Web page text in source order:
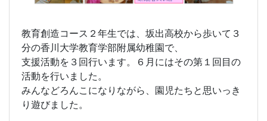
教育創造コース２年生では、坂出高校から歩いて３
分の香川大学教育学部附属幼稚園で、